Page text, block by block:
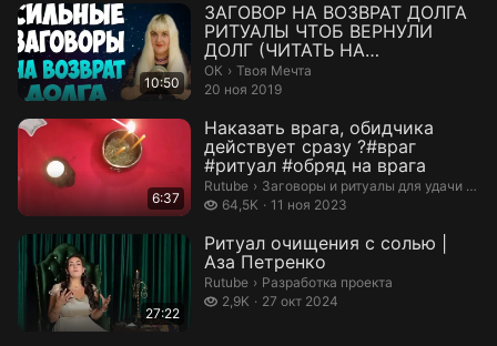
10:50
ЗАГОВОР НА ВОЗВРАТ ДОЛГА
РИТУАЛЫ ЧТОБ ВЕРНУЛИ
ДОЛГ (ЧИТАТЬ НА
УБЫВАЮЩУЮ ЛУНУ) Алена ...
ОК › Твоя Мечта.
Твоя Мечта
20 ноя 2019
6:37
Наказать врага, обидчика
действует сразу ?#враг
#ритуал #обряд на врага
Rutube › Заговоры и ритуалы для удачи и
Заговоры и ритуалы для удачи и денег
64,5K
64,5 тысяч просмотров
11 ноя 2023
27:22
Ритуал очищения с солью |
Аза Петренко
Rutube › Разработка проекта.
Разработка проекта
2,9K
2,9 тысяч просмотров
27 окт 2024